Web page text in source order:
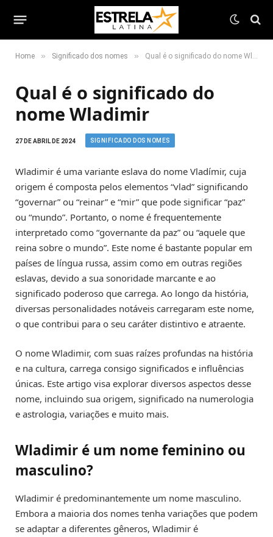
Home » Significado dos nomes » Qual é o significado do nome Wladimir
Qual é o significado do
nome Wladimir
27 DE ABRIL DE 2024 SIGNIFICADO DOS NOMES
Wladimir é uma variante eslava do nome Vladímir, cuja
origem é composta pelos elementos “vlad” significando
“governar” ou “reinar” e “mir” que pode significar “paz”
ou “mundo”. Portanto, o nome é frequentemente
interpretado como “governante da paz” ou “aquele que
reina sobre o mundo”. Este nome é bastante popular em
países de língua russa, assim como em outras regiões
eslavas, devido a sua sonoridade marcante e ao
significado poderoso que carrega. Ao longo da história,
diversas personalidades notáveis carregaram este nome,
o que contribui para o seu caráter distintivo e atraente.
O nome Wladimir, com suas raízes profundas na história
e na cultura, carrega consigo significados e influências
únicas. Este artigo visa explorar diversos aspectos desse
nome, incluindo sua origem, significado na numerologia
e astrologia, variações e muito mais.
Wladimir é um nome feminino ou
masculino?
Wladimir é predominantemente um nome masculino.
Embora a maioria dos nomes tenha variações que podem
se adaptar a diferentes gêneros, Wladimir é